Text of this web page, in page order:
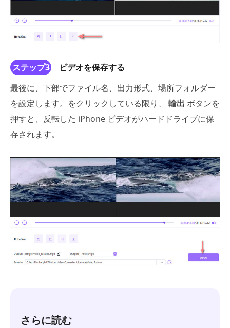
ステップ3
ビデオを保存する
最後に、下部でファイル名、出力形式、場所フォルダー
を設定します。をクリックしている限り、 輸出 ボタンを
押すと、反転した iPhone ビデオがハードドライブに保
存されます。
さらに読む